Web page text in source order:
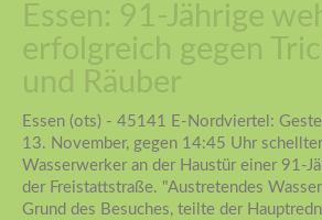
Essen: 91-Jährige
erfolgreich gegen
und Räuber
Essen (ots) - 45141 E-Nordviertel:
13. November, gegen 14:45 Uhr
Wasserwerker an der Haustür einer 91-
der Freistattstraße. "Austretendes
Grund des Besuches, teilte der